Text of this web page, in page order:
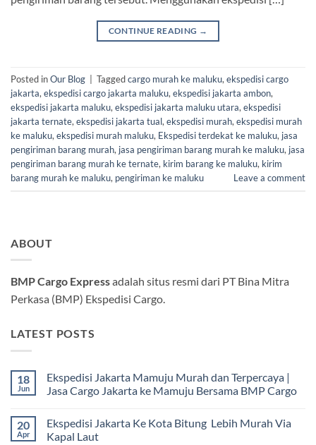
CONTINUE READING →
Posted inOur Blog Taggedcargo murah ke maluku,ekspedisi cargo
jakarta,ekspedisi cargo jakarta maluku,ekspedisi jakarta ambon,
ekspedisi jakarta maluku,ekspedisi jakarta maluku utara,ekspedisi
jakarta ternate,ekspedisi jakarta tual,ekspedisi murah,ekspedisi murah
ke maluku,ekspedisi murah maluku, Ekspedisi terdekat ke maluku, jasa
pengiriman barang murah, jasa pengiriman barang murah ke maluku, jasa
pengiriman barang murah ke ternate, kirim barang ke maluku, kirim
barang murah ke maluku, pengiriman ke maluku Leave a comment
ABOUT
BMP Cargo Expressadalah situs resmi dari PT Bina Mitra
Perkasa (BMP) Ekspedisi Cargo.
LATEST POSTS
18
Jun
Ekspedisi Jakarta Mamuju Murah dan Terpercaya |
Jasa Cargo Jakarta ke Mamuju Bersama BMP Cargo
komentar
pada
Ekspedisi
20
Apr
Ekspedisi Jakarta Ke Kota Bitung Lebih Murah Via
Kapal Laut